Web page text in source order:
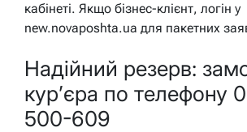
кабінеті. Якщо бізнес-клієнт, логін у
new.novaposhta.ua для пакетних
Надійний резерв:
кур’єра по телефону
500-609